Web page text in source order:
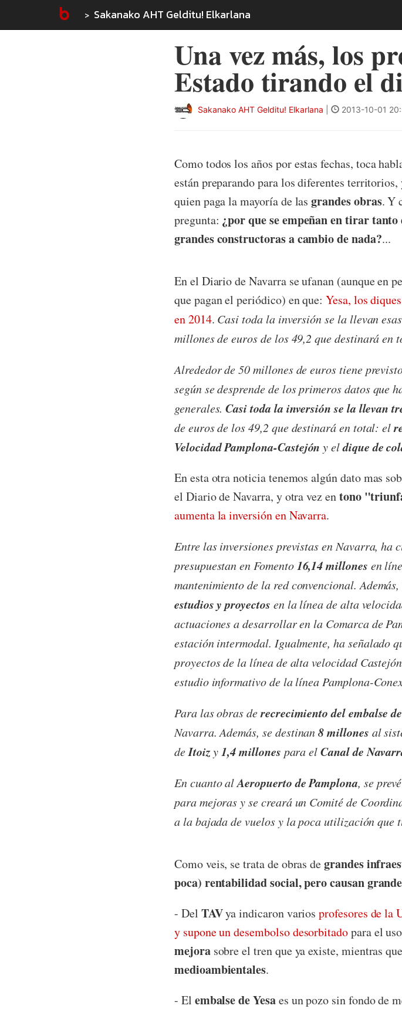
Sakanako AHT Gelditu! Elkarlana
Una vez más, los
Estado tirando el
Sakanako AHT Gelditu! Elkarlana 2013-10-01
Como todos los años por estas fechas, toca
están preparando para los diferentes
quien paga la mayoría de lasgrandes obras. Y
pregunta: ¿por que se empeñan en tirar
grandes constructoras a cambio de nada?...
En el Diario de Navarra se ufanan (aunque en
que pagan el periódico) en que:Yesa, los
en 2014. Casi toda la inversión se la llevan
millones de euros de los 49,2 que destinará en
Alrededor de 50 millones de euros tiene
según se desprende de los primeros datos que
generales.Casi toda la inversión se la llevan
de euros de los 49,2 que destinará en total: el
Velocidad Pamplona-Castejón y eldique de
En esta otra noticia tenemos algún dato mas
el Diario de Navarra, y otra vez entono
aumenta la inversión en Navarra.
Entre las inversiones previstas en Navarra, ha
presupuestan en Fomento16,14 millones en
mantenimiento de la red convencional.
estudios y proyectos en la línea de alta
actuaciones a desarrollar en la Comarca de
estación intermodal. Igualmente, ha señalado
proyectos de la línea de alta velocidad
estudio informativo de la línea Pamplona-
Para las obras derecrecimiento del embalse
Navarra. Además, se destinan8 millones al
deItoizy 1,4 millones para elCanal de
En cuanto alAeropuerto de Pamplona, se
para mejoras y se creará un Comité de
a la bajada de vuelos y la poca utilización que
Como veis, se trata de obras degrandes
poca) rentabilidad social, pero causan
- Del TAVya indicaron variosprofesores de la
y supone un desembolso desorbitadopara el
mejorasobre el tren que ya existe, mientras que
medioambientales.
- El embalse de Yesaes un pozo sin fondo de